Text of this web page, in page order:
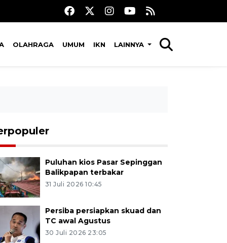
OLAHRAGA UMUM IKN LAINNYA
Puluhan kios Pasar Sepinggan
Balikpapan terbakar
31 Juli 2026 10:45
Persiba persiapkan skuad dan
TC awal Agustus
30 Juli 2026 23:05